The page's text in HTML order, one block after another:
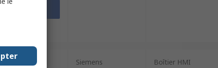
Siemens Boîtier HMI